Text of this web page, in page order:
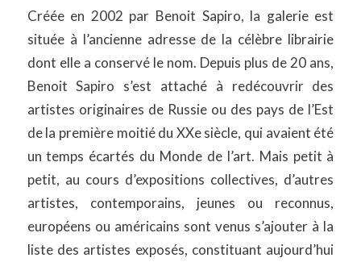
Créée en 2002 par Benoit Sapiro, la galerie est
située à l’ancienne adresse de la célèbre librairie
dont elle a conservé le nom. Depuis plus de 20 ans,
Benoit Sapiro s’est attaché à redécouvrir des
artistes originaires de Russie ou des pays de l’Est
de la première moitié du XXe siècle, qui avaient été
un temps écartés du Monde de l’art. Mais petit à
petit, au cours d’expositions collectives, d’autres
artistes, contemporains, jeunes ou reconnus,
européens ou américains sont venus s’ajouter à la
liste des artistes exposés, constituant aujourd’hui